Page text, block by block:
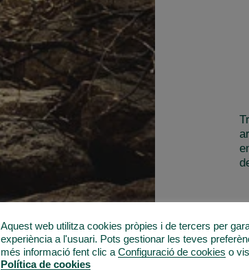
Aquest web utilitza cookies pròpies i de tercers per
experiència a l'usuari. Pots gestionar les teves
més informació fent clic a Configuració de cookies o
Política de cookies